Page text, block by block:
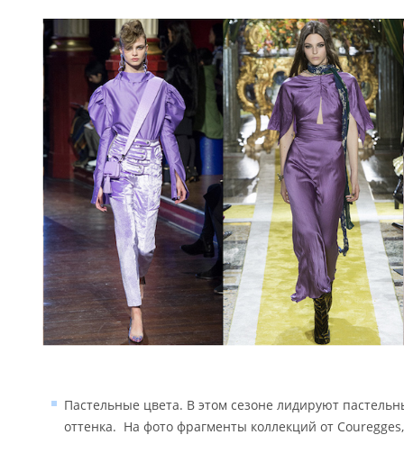
Пастельные цвета. В этом сезоне лидируют
оттенка. На фото фрагменты коллекций от